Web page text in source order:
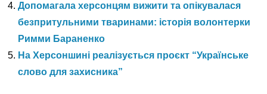
Допомагала херсонцям вижити та опікувалася
безпритульними тваринами: історія волонтерки
Римми Бараненко
На Херсоншині реалізується проєкт “Українське
слово для захисника”